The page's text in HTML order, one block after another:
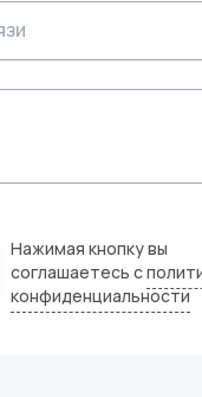
Нажимая кнопку вы
соглашаетесь с
конфиденциальности